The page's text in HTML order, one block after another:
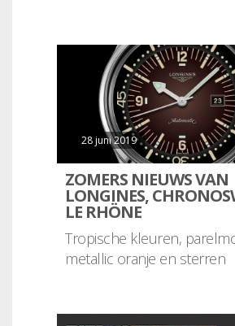
28 juni 2019
ZOMERS NIEUWS VAN
LONGINES,
LE RHÖNE
Tropische kleuren,
metallic oranje en sterren